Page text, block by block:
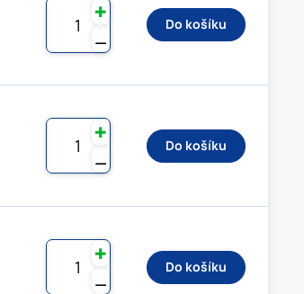
⚊
✚
Do košíku
⚊
✚
Do košíku
⚊
✚
Do košíku